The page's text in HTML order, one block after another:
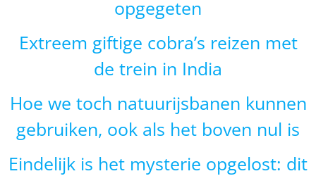
opgegeten
Extreem giftige cobra’s reizen met
de trein in India
Hoe we toch natuurijsbanen kunnen
gebruiken, ook als het boven nul is
Eindelijk is het mysterie opgelost: dit